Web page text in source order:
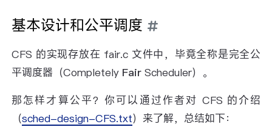
基本设计和公平调度
CFS 的实现存放在 fair.c 文件中，毕竟全称是完全公
平调度器（Completely Fair Scheduler）。
那怎样才算公平？你可以通过作者对 CFS 的介绍
（sched-design-CFS.txt）来了解，总结如下：